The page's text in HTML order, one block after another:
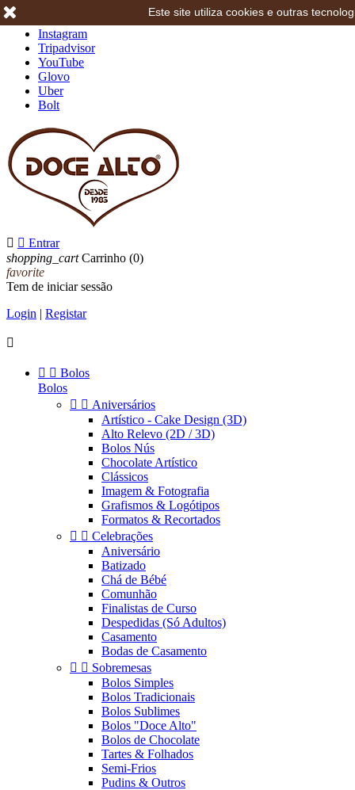
Instagram
Tripadvisor
YouTube
Glovo
Uber
Bolt
  Entrar
shopping_cart Carrinho (0)
favorite
Tem de iniciar sessão
Login | Registar

  Bolos
Bolos
  Aniversários
Artístico - Cake Design (3D)
Alto Relevo (2D / 3D)
Bolos Nús
Chocolate Artístico
Clássicos
Imagem & Fotografia
Grafismos & Logótipos
Formatos & Recortados
  Celebrações
Aniversário
Batizado
Chá de Bébé
Comunhão
Finalistas de Curso
Despedidas (Só Adultos)
Casamento
Bodas de Casamento
  Sobremesas
Bolos Simples
Bolos Tradicionais
Bolos Sublimes
Bolos "Doce Alto"
Bolos de Chocolate
Tartes & Folhados
Semi-Frios
Pudins & Outros
Este site utiliza cookies e outras